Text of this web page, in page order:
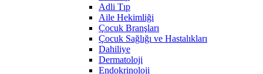
Adli Tıp
Aile Hekimliği
Çocuk Branşları
Çocuk Sağlığı ve Hastalıkları
Dahiliye
Dermatoloji
Endokrinoloji